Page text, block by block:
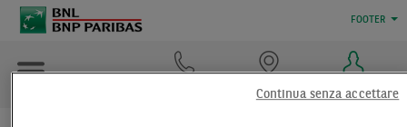
FOOTER
Dove Siamo
Continua senza accettare